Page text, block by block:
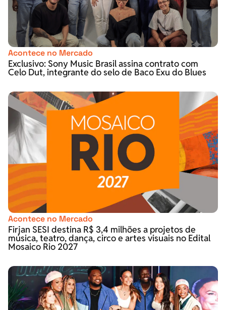
Acontece no Mercado
Exclusivo: Sony Music Brasil assina contrato com
Celo Dut, integrante do selo de Baco Exu do Blues
Acontece no Mercado
Firjan SESI destina R$ 3,4 milhões a projetos de
música, teatro, dança, circo e artes visuais no Edital
Mosaico Rio 2027